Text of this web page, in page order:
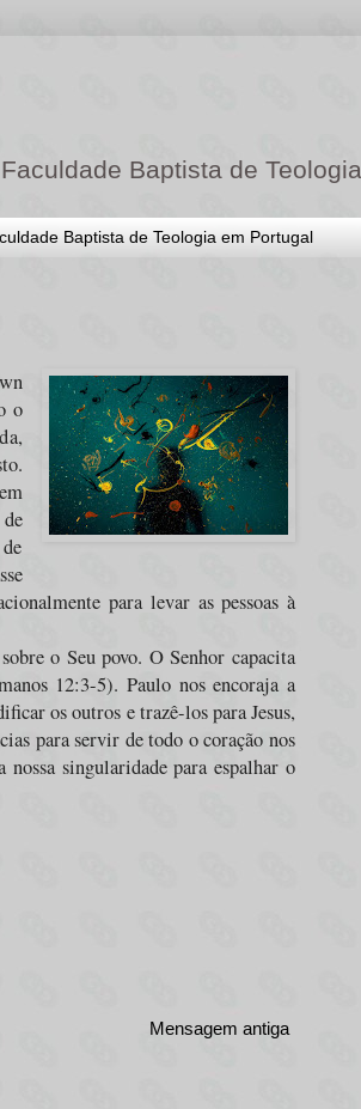
Baptista de Teologia
Baptista de Teologia em Portugal
o
para levar as pessoas à
o Seu povo. O Senhor capacita
12:3-5). Paulo nos encoraja a
os outros e trazê-los para Jesus,
para servir de todo o coração nos
singularidade para espalhar o
Mensagem antiga